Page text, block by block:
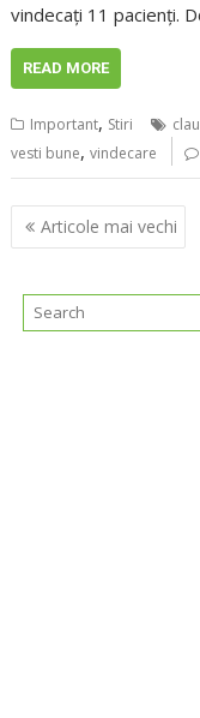
vindecați 11 pacienți.
READ MORE
Important, Stiri
vesti bune,vindecare
Navigare
în
Articole mai vechi